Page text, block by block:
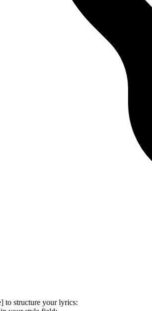
to structure your lyrics: